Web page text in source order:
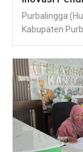
Purbalingga
Kabupaten